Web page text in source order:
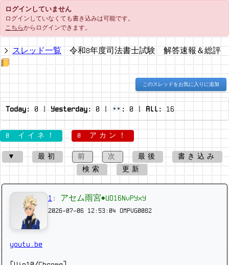
ログインしていません
ログインしていなくても書き込みは可能です。
こちらからログインできます。
スレッド一覧 令和8年度司法書士試験 解答速報＆総評
このスレッドをお気に入りに追加
Today:0|Yesterday:0| :0|All:16
0 イイネ！ 0 アカン！
▼ 最初 前 次 最後
書き込み
検索
更新
1 : アセム雨宮◆UD16NvPYxY
2026-07-06 12:53:04 OMPVG0082
youtu.be